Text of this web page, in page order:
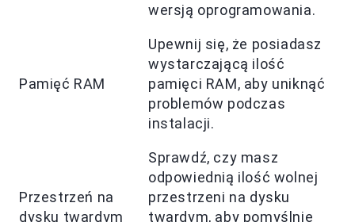
wersją oprogramowania.
Pamięć RAM
Upewnij się, że posiadasz
wystarczającą ilość
pamięci RAM, aby uniknąć
problemów podczas
instalacji.
Przestrzeń na
dysku twardym
Sprawdź, czy masz
odpowiednią ilość wolnej
przestrzeni na dysku
twardym, aby pomyślnie